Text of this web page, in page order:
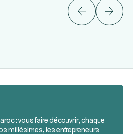
: vous faire découvrir, chaque
millésimes, les entrepreneurs